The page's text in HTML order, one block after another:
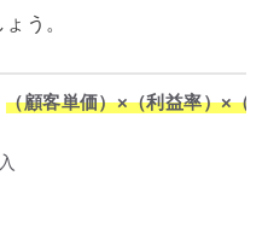
う。
（顧客単価）×（利益率）×（